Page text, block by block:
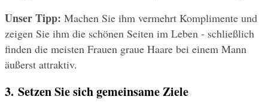
Unser Tipp: Machen Sie ihm vermehrt Komplimente und
zeigen Sie ihm die schönen Seiten im Leben - schließlich
finden die meisten Frauen graue Haare bei einem Mann
äußerst attraktiv.
3. Setzen Sie sich gemeinsame Ziele